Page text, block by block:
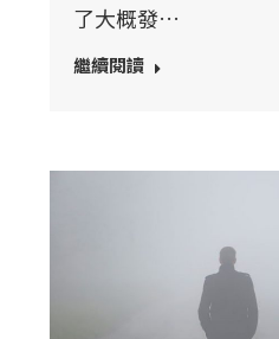
了大概發…
繼續閱讀